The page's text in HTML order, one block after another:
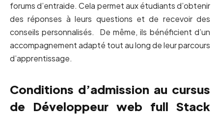
forums d’entraide. Cela permet aux étudiants d’obtenir
des réponses à leurs questions et de recevoir des
conseils personnalisés. De même, ils bénéficient d’un
accompagnement adapté tout au long de leur parcours
d’apprentissage.
Conditions d’admission au cursus
de Développeur web full Stack